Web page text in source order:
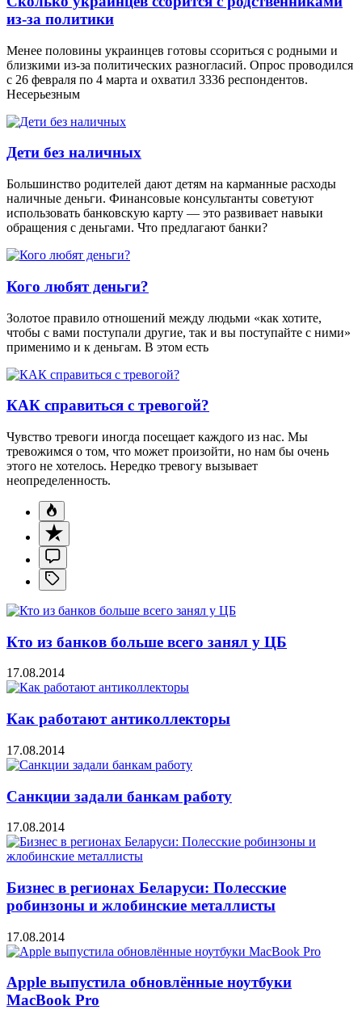
из-за политики
Менее половины украинцев готовы ссориться с родными и
близкими из-за политических разногласий. Опрос проводился
с 26 февраля по 4 марта и охватил 3336 респондентов.
Несерьезным
Дети без наличных
Большинство родителей дают детям на карманные расходы
наличные деньги. Финансовые консультанты советуют
использовать банковскую карту — это развивает навыки
обращения с деньгами. Что предлагают банки?
Кого любят деньги?
Золотое правило отношений между людьми «как хотите,
чтобы с вами поступали другие, так и вы поступайте с ними»
применимо и к деньгам. В этом есть
КАК справиться с тревогой?
Чувство тревоги иногда посещает каждого из нас. Мы
тревожимся о том, что может произойти, но нам бы очень
этого не хотелось. Нередко тревогу вызывает
неопределенность.
Кто из банков больше всего занял у ЦБ
17.08.2014
Как работают антиколлекторы
17.08.2014
Санкции задали банкам работу
17.08.2014
Бизнес в регионах Беларуси: Полесские
робинзоны и жлобинские металлисты
17.08.2014
Apple выпустила обновлённые ноутбуки
MacBook Pro